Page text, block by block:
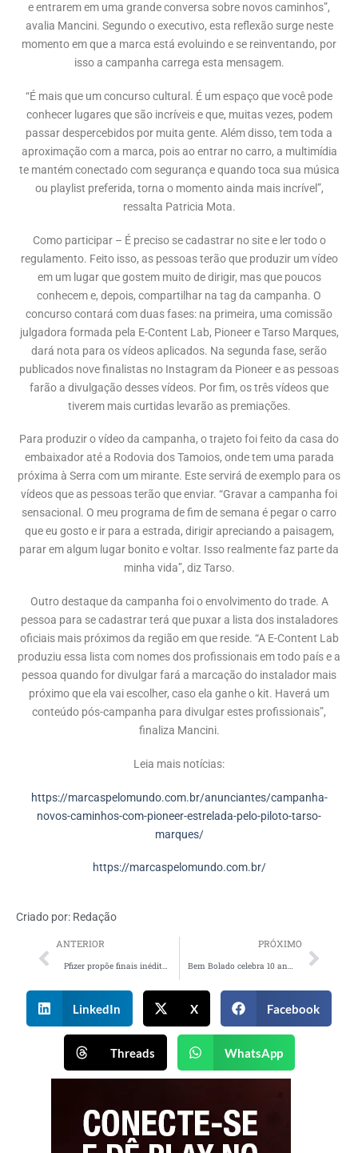
e entrarem em uma grande conversa sobre novos caminhos”,
avalia Mancini. Segundo o executivo, esta reflexão surge neste
momento em que a marca está evoluindo e se reinventando, por
isso a campanha carrega esta mensagem.
“É mais que um concurso cultural. É um espaço que você pode
conhecer lugares que são incríveis e que, muitas vezes, podem
passar despercebidos por muita gente. Além disso, tem toda a
aproximação com a marca, pois ao entrar no carro, a multimídia
te mantém conectado com segurança e quando toca sua música
ou playlist preferida, torna o momento ainda mais incrível”,
ressalta Patricia Mota.
Como participar – É preciso se cadastrar no site e ler todo o
regulamento. Feito isso, as pessoas terão que produzir um vídeo
em um lugar que gostem muito de dirigir, mas que poucos
conhecem e, depois, compartilhar na tag da campanha. O
concurso contará com duas fases: na primeira, uma comissão
julgadora formada pela E-Content Lab, Pioneer e Tarso Marques,
dará nota para os vídeos aplicados. Na segunda fase, serão
publicados nove finalistas no Instagram da Pioneer e as pessoas
farão a divulgação desses vídeos. Por fim, os três vídeos que
tiverem mais curtidas levarão as premiações.
Para produzir o vídeo da campanha, o trajeto foi feito da casa do
embaixador até a Rodovia dos Tamoios, onde tem uma parada
próxima à Serra com um mirante. Este servirá de exemplo para os
vídeos que as pessoas terão que enviar. “Gravar a campanha foi
sensacional. O meu programa de fim de semana é pegar o carro
que eu gosto e ir para a estrada, dirigir apreciando a paisagem,
parar em algum lugar bonito e voltar. Isso realmente faz parte da
minha vida”, diz Tarso.
Outro destaque da campanha foi o envolvimento do trade. A
pessoa para se cadastrar terá que puxar a lista dos instaladores
oficiais mais próximos da região em que reside. “A E-Content Lab
produziu essa lista com nomes dos profissionais em todo país e a
pessoa quando for divulgar fará a marcação do instalador mais
próximo que ela vai escolher, caso ela ganhe o kit. Haverá um
conteúdo pós-campanha para divulgar estes profissionais”,
finaliza Mancini.
Leia mais notícias:
https://marcaspelomundo.com.br/anunciantes/campanha-
novos-caminhos-com-pioneer-estrelada-pelo-piloto-tarso-
marques/
https://marcaspelomundo.com.br/
Criado por: Redação
ANTERIOR
Pfizer propõe finais inéditos para obra inacabada de Eça de Queiroz
PRÓXIMO
Bem Bolado celebra 10 anos com nova campanha
LinkedIn X Facebook
Threads WhatsApp